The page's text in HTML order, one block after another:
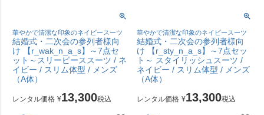
華やかで清潔な印象のネイビースーツ
結婚式・二次会の参列者様向
け 【r_wak_n_a_s】～7点セ
ット～スリーピーススーツ / ネ
イビー / スリム体型 / メンズ
（A体）
レンタル価格 ¥13,300税込
華やかで清潔な印象のネイビースーツ
結婚式・二次会の参列者様向
け 【r_sty_n_a_s】～7点セッ
ト～ スタイリッシュスーツ /
ネイビー / スリム体型 / メンズ
（A体）
レンタル価格 ¥13,300税込